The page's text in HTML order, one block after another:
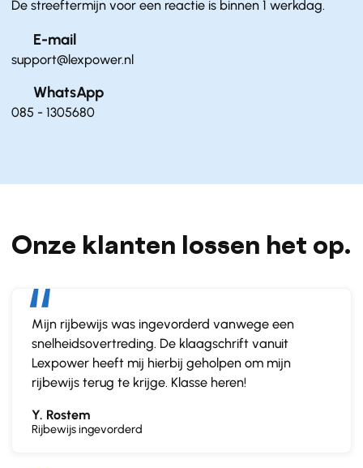
De streeftermijn voor een reactie is binnen 1 werkdag.
E-mail
support@lexpower.nl
WhatsApp
085 - 1305680
Onze klanten lossen het op.
Mijn rijbewijs was ingevorderd vanwege een
snelheidsovertreding. De klaagschrift vanuit
Lexpower heeft mij hierbij geholpen om mijn
rijbewijs terug te krijge. Klasse heren!
Y. Rostem
Rijbewijs ingevorderd